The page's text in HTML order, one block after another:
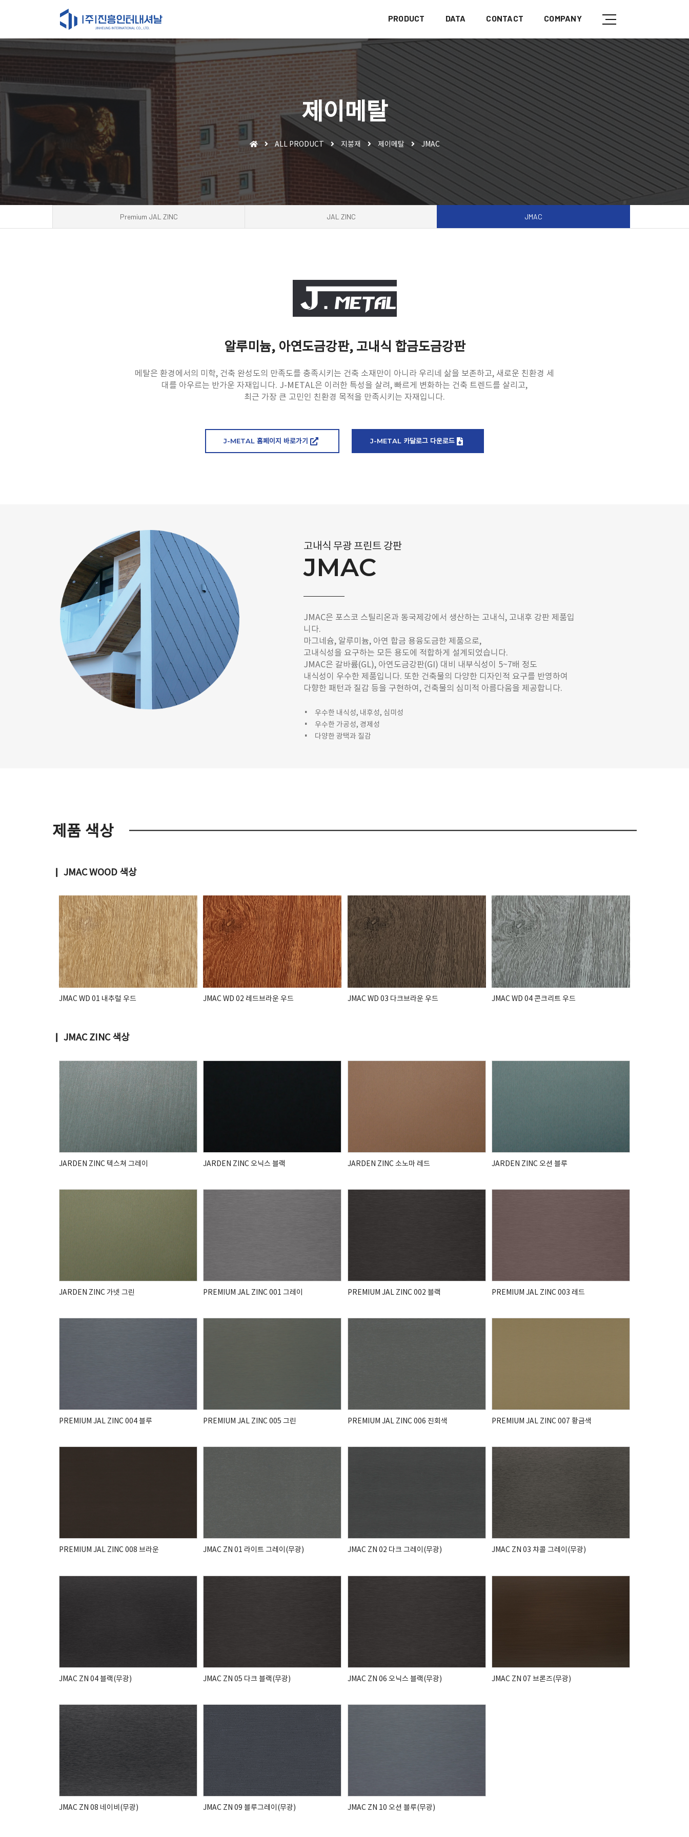
PRODUCT DATA CONTACT COMPANY
제이메탈
ALL PRODUCT 지붕재 제이메탈 JMAC
Premium JAL ZINC JAL ZINC JMAC
알루미늄, 아연도금강판, 고내식 합금도금강판
메탈은 환경에서의 미학, 건축 완성도의 만족도를 충족시키는 건축 소재만이 아니라 우리네 삶을 보존하고, 새로운 친환경 세
대를 아우르는 반가운 자재입니다. J-METAL은 이러한 특성을 살려, 빠르게 변화하는 건축 트렌드를 살리고,
최근 가장 큰 고민인 친환경 목적을 만족시키는 자재입니다.
J-METAL 홈페이지 바로가기 J-METAL 카달로그 다운로드
고내식 무광 프린트 강판
JMAC
JMAC은 포스코 스틸리온과 동국제강에서 생산하는 고내식, 고내후 강판 제품입
니다.
마그네슘, 알루미늄, 아연 합금 용융도금한 제품으로,
고내식성을 요구하는 모든 용도에 적합하게 설계되었습니다.
JMAC은 갈바륨(GL), 아연도금강판(GI) 대비 내부식성이 5~7배 정도
내식성이 우수한 제품입니다. 또한 건축물의 다양한 디자인적 요구를 반영하여
다향한 패턴과 질감 등을 구현하여, 건축물의 심미적 아름다움을 제공합니다.
우수한 내식성, 내후성, 심미성
우수한 가공성, 경제성
다양한 광택과 질감
제품 색상
▏ JMAC WOOD 색상
JMAC WD 01 내추럴 우드 JMAC WD 02 레드브라운 우드 JMAC WD 03 다크브라운 우드 JMAC WD 04 콘크리트 우드
▏ JMAC ZINC 색상
JARDEN ZINC 텍스쳐 그레이 JARDEN ZINC 오닉스 블랙 JARDEN ZINC 소노마 레드 JARDEN ZINC 오션 블루
JARDEN ZINC 가넷 그린 PREMIUM JAL ZINC 001 그레이 PREMIUM JAL ZINC 002 블랙 PREMIUM JAL ZINC 003 레드
PREMIUM JAL ZINC 004 블루 PREMIUM JAL ZINC 005 그린 PREMIUM JAL ZINC 006 진회색 PREMIUM JAL ZINC 007 황금색
PREMIUM JAL ZINC 008 브라운 JMAC ZN 01 라이트 그레이(무광) JMAC ZN 02 다크 그레이(무광) JMAC ZN 03 챠콜 그레이(무광)
JMAC ZN 04 블랙(무광) JMAC ZN 05 다크 블랙(무광) JMAC ZN 06 오닉스 블랙(무광) JMAC ZN 07 브론즈(무광)
JMAC ZN 08 네이비(무광) JMAC ZN 09 블루그레이(무광) JMAC ZN 10 오션 블루(무광)